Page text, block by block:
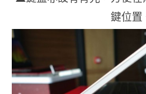
鍵位置